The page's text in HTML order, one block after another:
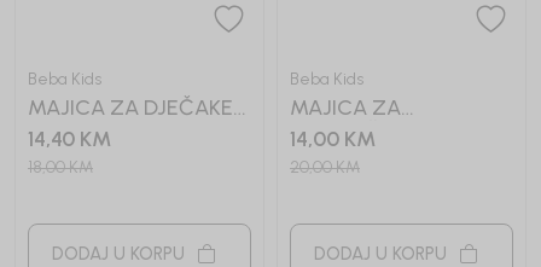
Beba Kids
MAJICA ZA DJEČAKE
BASIC
14,40 KM
18,00KM
DODAJ U KORPU
Beba Kids
MAJICA ZA
DJEVOJČICE
14,00 KM
20,00KM
DODAJ U KORPU